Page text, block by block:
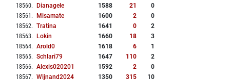
18560. Dianagele 1588 21
0
18561 . Misamate 1600 2
0
18562. Tratina 1641 0
2
18563. Lokin 1660 18
3
18564. Arold0 1618 6
1
18565. Schlari79 1647 110
2
18566. Alexis020201 1592 2
0
18567. Wijnand2024 1350 315
10